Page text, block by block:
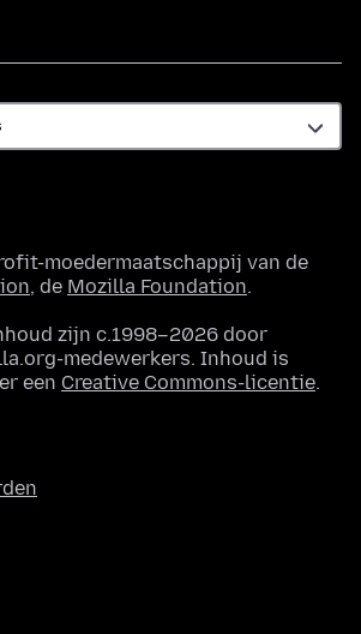
moedermaatschappij van de
, de Mozilla Foundation.
zijn c.1998–2026 door
medewerkers. Inhoud is
een Creative Commons-licentie.